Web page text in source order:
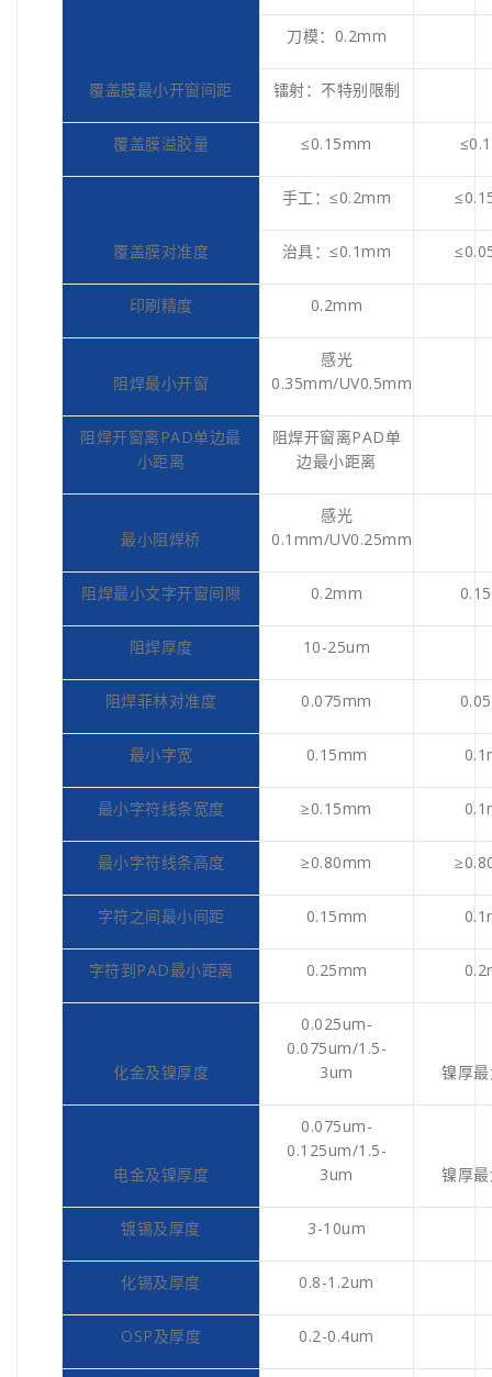
覆盖膜最小开窗间距
刀模：0.2mm
镭射：不特别限制
覆盖膜溢胶量 ≤0.15mm
覆盖膜对准度
手工：≤0.2mm
治具：≤0.1mm
印刷精度 0.2mm
阻焊最小开窗
感光
0.35mm/UV0.5mm
阻焊开窗离PAD单边最
小距离
阻焊开窗离PAD单
边最小距离
最小阻焊桥
感光
0.1mm/UV0.25mm
阻焊最小文字开窗间隙 0.2mm
阻焊厚度 10-25um
阻焊菲林对准度 0.075mm
最小字宽 0.15mm
最小字符线条宽度 ≥0.15mm
最小字符线条高度 ≥0.80mm
字符之间最小间距 0.15mm
字符到PAD最小距离 0.25mm
化金及镍厚度
0.025um-
0.075um/1.5-
3um
镍厚
电金及镍厚度
0.075um-
0.125um/1.5-
3um
镍厚
镀锡及厚度 3-10um
化锡及厚度 0.8-1.2um
OSP及厚度 0.2-0.4um